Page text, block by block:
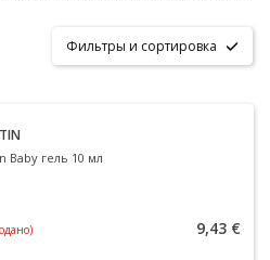
Фильтры и сортировка
Baby гель 10 мл
9,43 €